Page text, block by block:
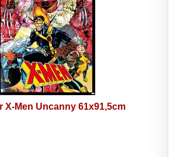
X-Men Uncanny 61x91,5cm